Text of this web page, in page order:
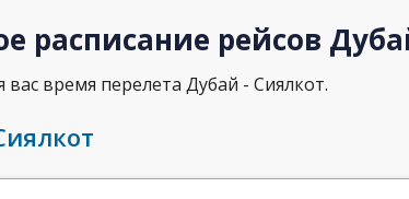
расписание рейсов
время перелета Дубай - Сиялкот.